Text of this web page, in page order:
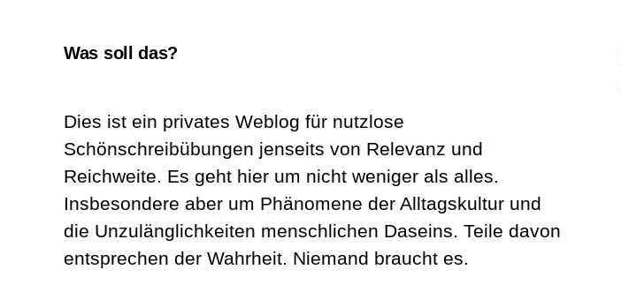
Was soll das?
Dies ist ein privates Weblog für nutzlose
Schönschreibübungen jenseits von Relevanz und
Reichweite. Es geht hier um nicht weniger als alles.
Insbesondere aber um Phänomene der Alltagskultur und
die Unzulänglichkeiten menschlichen Daseins. Teile davon
entsprechen der Wahrheit. Niemand braucht es.